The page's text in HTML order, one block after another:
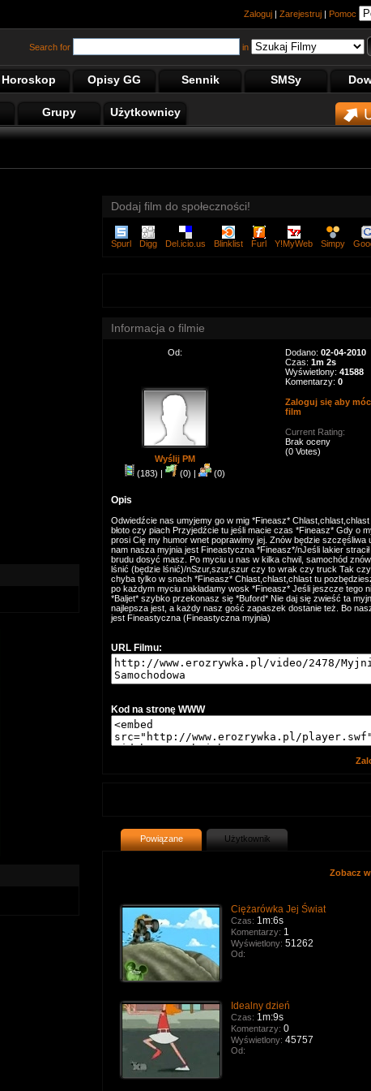
Zaloguj | Zarejestruj | Pomoc
Search for in
Horoskop Opisy GG Sennik SMSy
Grupy Użytkownicy
Dodaj film do społeczności!
Spurl Digg Del.icio.us Blinklist Furl Y!MyWeb Simpy
Informacja o filmie
Od:
Wyślij PM
(183) |
(0) | (0)
Dodano: 02-04-2010
Czas: 1m 2s
Wyświetlony: 41588
Komentarzy: 0
Zaloguj się aby
film
Current Rating:
Brak oceny
(0 Votes)
Opis
Odwiedźcie nas umyjemy go w mig *Fineasz*
błoto czy piach Przyjedźcie tu jeśli macie czas *Fineasz* Gdy o
prosi Cię my humor wnet poprawimy jej. Znów będzie szczęśliwa
nam nasza myjnia jest Fineastyczna *Fineasz*/nJeśli lakier
brudu dosyć masz. Po myciu u nas w kilka chwil, samochód
lśnić (będzie lśnić)/nSzur,szur,szur czy to wrak czy truck Tak
chyba tylko w snach *Fineasz* Chlast,chlast,chlast tu
po każdym myciu nakładamy wosk *Fineasz* Jeśli jeszcze tego
*Baljet* szybko przekonasz się *Buford* Nie daj się zwieść ta
najlepsza jest, a każdy nasz gość zapaszek dostanie też. Bo
jest Fineastyczna (Fineastyczna myjnia)
URL Filmu:
Kod na stronę WWW
Powiązane Użytkownik
Zobacz
Ciężarówka Jej Świat
Czas: 1m:6s
Komentarzy: 1
Wyświetlony: 51262
Od:
Idealny dzień
Czas: 1m:9s
Komentarzy: 0
Wyświetlony: 45757
Od: